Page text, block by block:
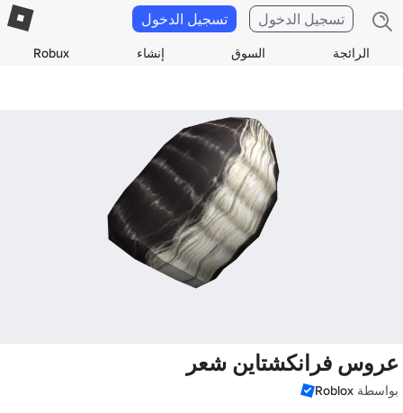
الرائجة السوق إنشاء Robux
تسجيل الدخول تسجيل الدخول
عروس فرانكشتاين شعر
بواسطة Roblox